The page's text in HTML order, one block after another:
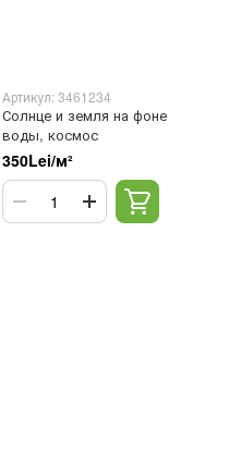
Артикул: 3461234
Солнце и земля на фоне
воды, космос
350Lei/м²